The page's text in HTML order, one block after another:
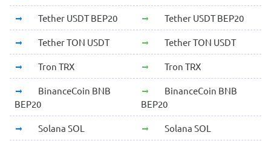
Tether USDT BEP20 Tether USDT BEP20
Tether TON USDT Tether TON USDT
Tron TRX Tron TRX
BinanceCoin BNB
BEP20
BinanceCoin BNB
BEP20
Solana SOL Solana SOL